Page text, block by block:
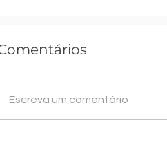
Escreva um comentário